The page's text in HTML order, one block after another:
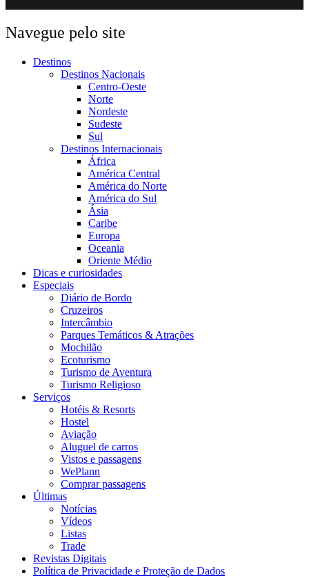
Navegue pelo site
Destinos
Destinos Nacionais
Centro-Oeste
Norte
Nordeste
Sudeste
Sul
Destinos Internacionais
África
América Central
América do Norte
América do Sul
Ásia
Caribe
Europa
Oceania
Oriente Médio
Dicas e curiosidades
Especiais
Diário de Bordo
Cruzeiros
Intercâmbio
Parques Temáticos & Atrações
Mochilão
Ecoturismo
Turismo de Aventura
Turismo Religioso
Serviços
Hotéis & Resorts
Hostel
Aviação
Aluguel de carros
Vistos e passagens
WePlann
Comprar passagens
Últimas
Notícias
Vídeos
Listas
Trade
Revistas Digitais
Política de Privacidade e Proteção de Dados